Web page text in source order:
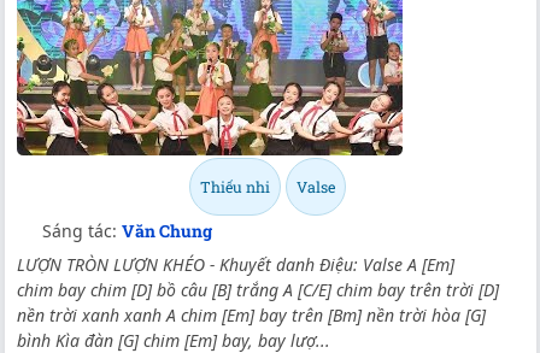
Thiếu nhi Valse
Sáng tác: Văn Chung
LƯỢN TRÒN LƯỢN KHÉO - Khuyết danh Điệu: Valse A [Em]
chim bay chim [D] bồ câu [B] trắng A [C/E] chim bay trên trời [D]
nền trời xanh xanh A chim [Em] bay trên [Bm] nền trời hòa [G]
bình Kìa đàn [G] chim [Em] bay, bay lượ...